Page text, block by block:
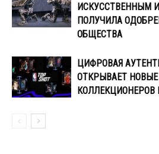
ИСКУССТВЕННЫМ
ПОЛУЧИЛА
ОБЩЕСТВА
ЦИФРОВАЯ
ОТКРЫВАЕТ
КОЛЛЕКЦИОНЕРОВ